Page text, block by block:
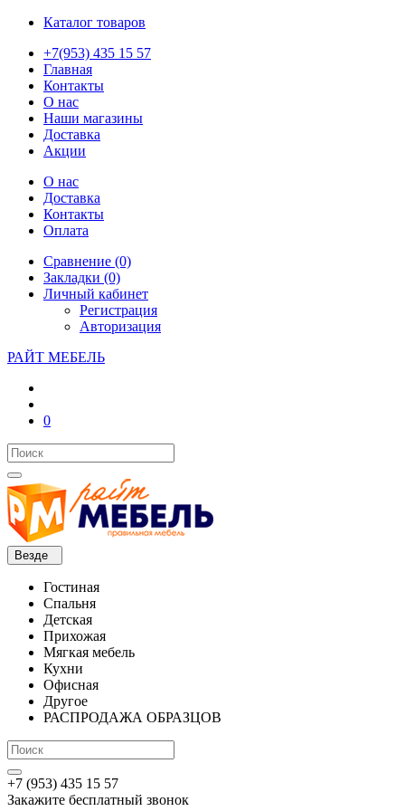
Каталог товаров
+7(953) 435 15 57
Главная
Контакты
О нас
Наши магазины
Доставка
Акции
О нас
Доставка
Контакты
Оплата
Сравнение (0)
Закладки (0)
Личный кабинет
Регистрация
Авторизация
РАЙТ МЕБЕЛЬ
0
Везде
Гостиная
Спальня
Детская
Прихожая
Мягкая мебель
Кухни
Офисная
Другое
РАСПРОДАЖА ОБРАЗЦОВ
+7 (953) 435 15 57
Закажите бесплатный звонок